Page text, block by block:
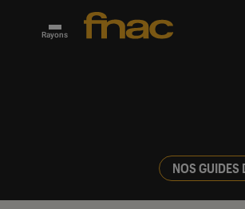
Rayons
NOS GUIDES